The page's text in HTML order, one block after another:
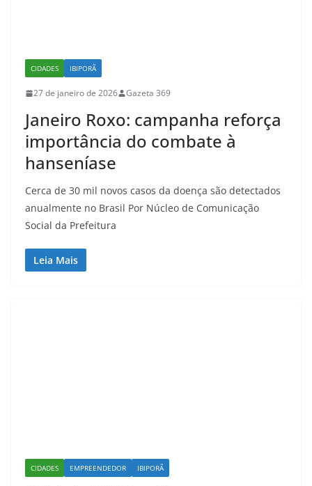
CIDADES IBIPORÃ
27 de janeiro de 2026 Gazeta 369
Janeiro Roxo: campanha reforça
importância do combate à
hanseníase
Cerca de 30 mil novos casos da doença são detectados
anualmente no Brasil Por Núcleo de Comunicação
Social da Prefeitura
Leia Mais
CIDADES EMPREENDEDOR IBIPORÃ